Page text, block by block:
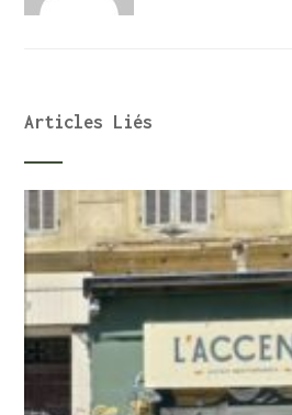
Articles Liés